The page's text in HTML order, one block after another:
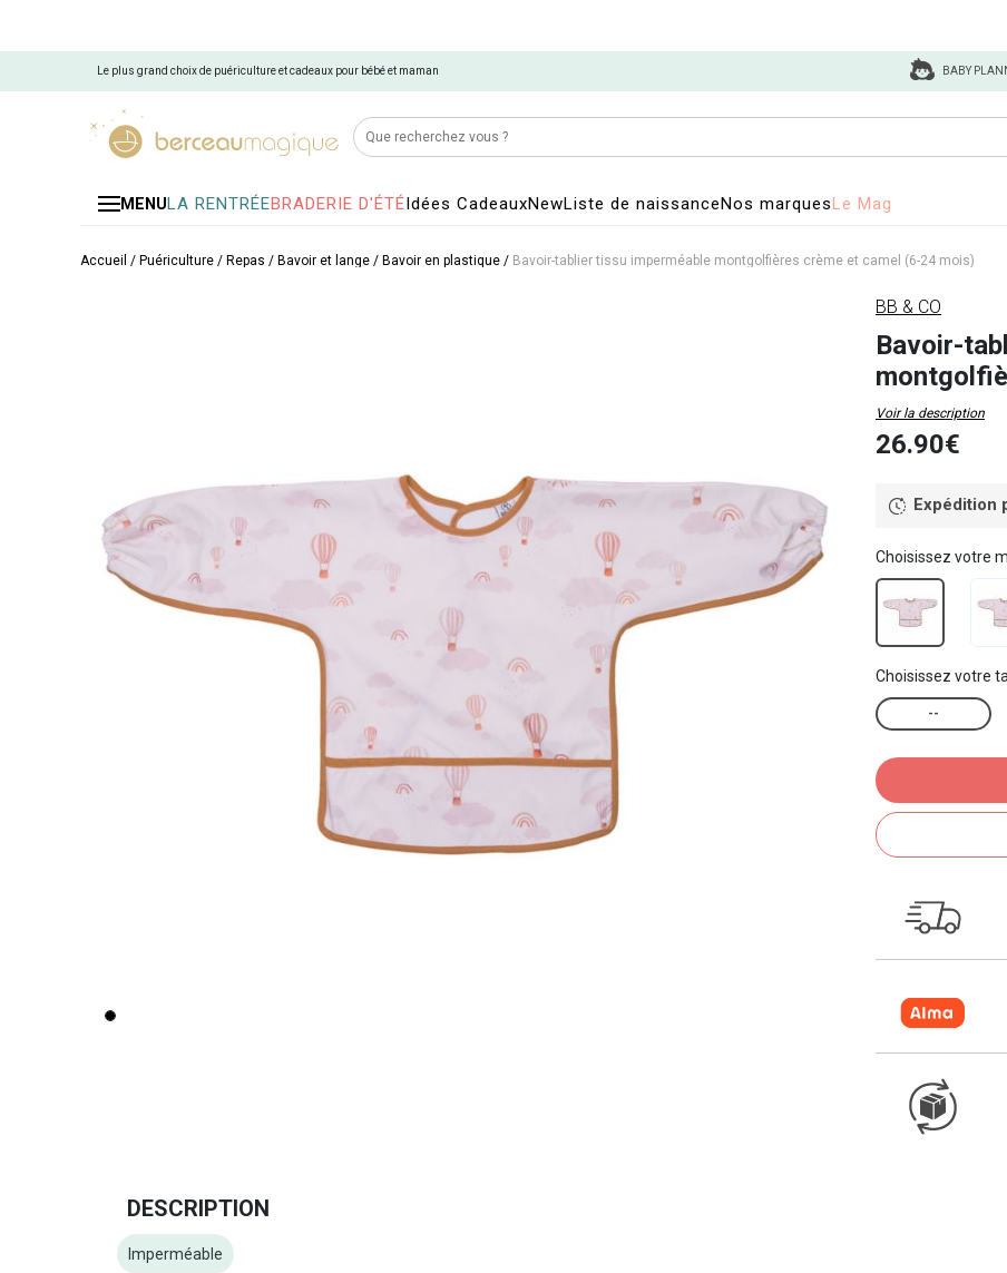
Le plus grand choix de puériculture et cadeaux pour bébé et maman BABY
MENULA RENTRÉEBRADERIE D'ÉTÉIdées CadeauxNewListe de naissanceNos marquesLe Mag
Accueil / Puériculture / Repas / Bavoir et lange / Bavoir en plastique / Bavoir-tablier tissu imperméable montgolfières crème et camel (6-24 mois)
BB & CO
Bavoir-
Voir la description
26.90€
Expédition
Choisissez votre
Choisissez votre
--
DESCRIPTION
Imperméable